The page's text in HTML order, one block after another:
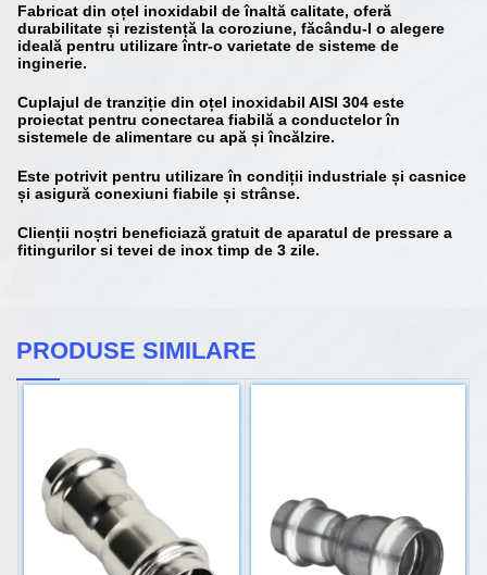
Fabricat din oțel inoxidabil de înaltă calitate, oferă
durabilitate și rezistență la coroziune, făcându-l o alegere
ideală pentru utilizare într-o varietate de sisteme de
inginerie.
Cuplajul de tranziție din oțel inoxidabil AISI 304 este
proiectat pentru conectarea fiabilă a conductelor în
sistemele de alimentare cu apă și încălzire.
Este potrivit pentru utilizare în condiții industriale și casnice
și asigură conexiuni fiabile și strânse.
Clienții noștri beneficiază gratuit de aparatul de pressare a
fitingurilor si tevei de inox timp de 3 zile.
PRODUSE SIMILARE